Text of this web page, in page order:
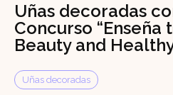
Uñas decoradas
Concurso “Enseña
Beauty and
Uñas decoradas